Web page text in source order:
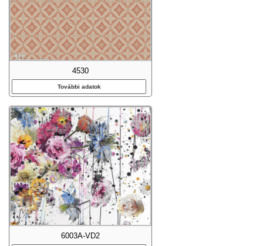
4530
További adatok
6003A-VD2